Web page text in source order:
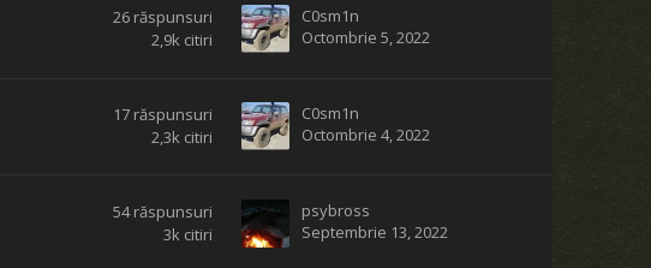
26 răspunsuri
2,9k citiri
C0sm1n
Octombrie 5, 2022
17 răspunsuri
2,3k citiri
C0sm1n
Octombrie 4, 2022
54 răspunsuri
3k citiri
psybross
Septembrie 13, 2022